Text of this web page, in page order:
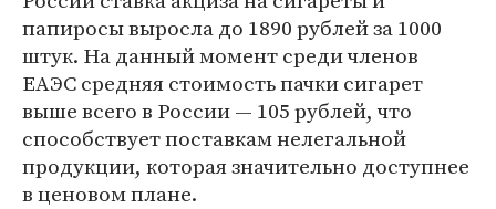
папиросы выросла до 1890 рублей за 1000
штук. На данный момент среди членов
ЕАЭС средняя стоимость пачки сигарет
выше всего в России — 105 рублей, что
способствует поставкам нелегальной
продукции, которая значительно доступнее
в ценовом плане.